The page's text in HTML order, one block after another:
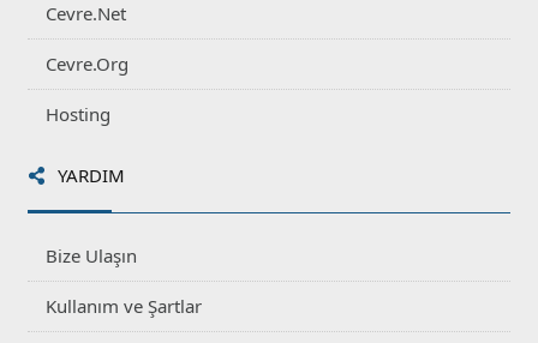
Cevre.Net
Cevre.Org
Hosting
YARDIM
Bize Ulaşın
Kullanım ve Şartlar